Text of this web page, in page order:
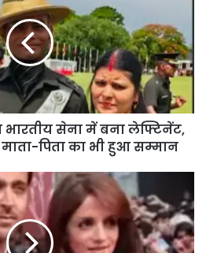
भारतीय सेना में बना लेफ्टिनेंट,
पिता का भी हुआ सम्‍मान